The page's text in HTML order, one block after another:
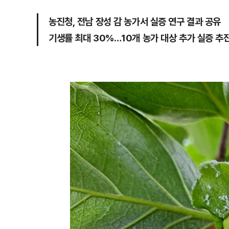
농진청, 전남 장성 감 농가서 실증 연구 결과 공유
기생률 최대 30%…10개 농가 대상 추가 실증 추